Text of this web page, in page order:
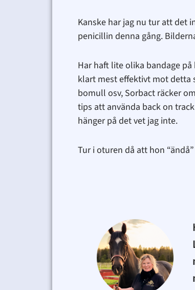
Kanske har jag nu tur att det
penicillin denna gång.
Har haft lite olika bandage
klart mest effektivt mot detta
bomull osv, Sorbact räcker
tips att använda back on
hänger på det vet jag inte.
Tur i oturen då att hon